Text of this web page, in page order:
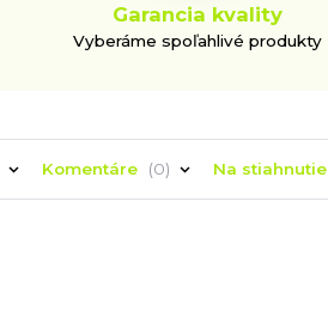
Garancia kvality
Vyberáme spoľahlivé produkty
Komentáre 0 Na stiahnutie